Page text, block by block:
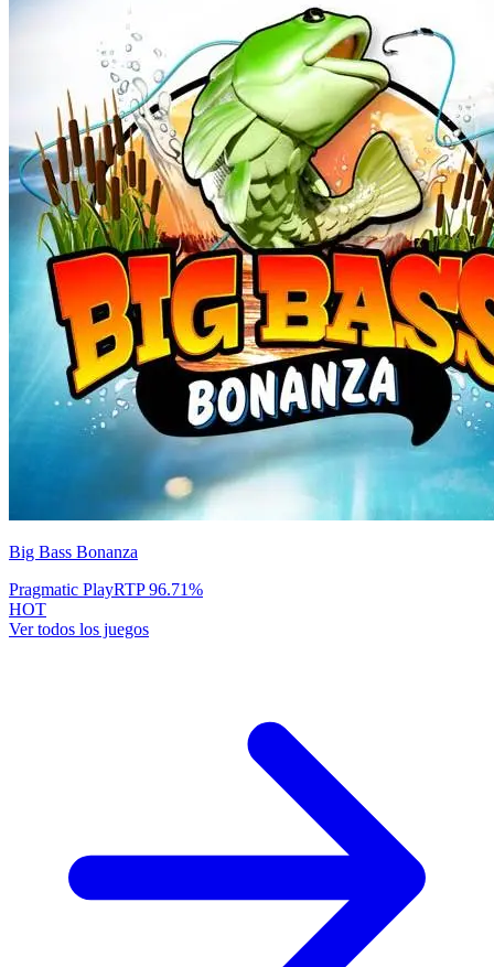
Big Bass Bonanza
Pragmatic PlayRTP96.71%
HOT
Ver todos los juegos